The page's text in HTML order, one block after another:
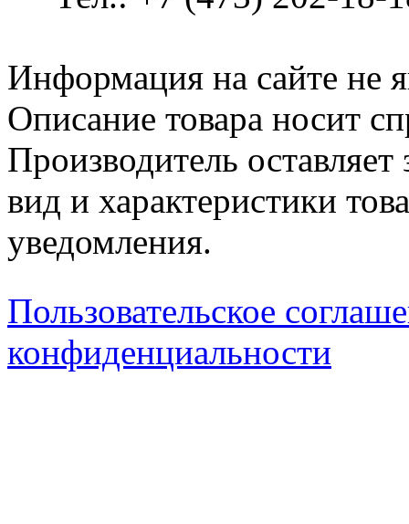
Информация на сайте не
Описание товара носит
Производитель
вид и характеристики
уведомления.
Пользовательское
конфиденциальности